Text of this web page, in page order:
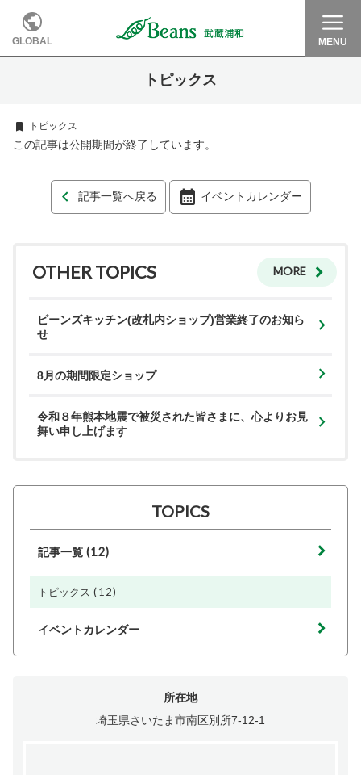
GLOBAL MENU
トピックス
トピックス
この記事は公開期間が終了しています。
記事一覧へ戻る イベントカレンダー
OTHER TOPICS MORE
ビーンズキッチン(改札内ショップ)営業終了のお知ら
せ
8月の期間限定ショップ
令和８年熊本地震で被災された皆さまに、心よりお見
舞い申し上げます
TOPICS
記事一覧 (12)
トピックス (12)
イベントカレンダー
所在地
埼玉県さいたま市南区別所7-12-1